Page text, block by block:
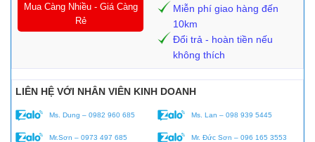
Mua Càng Nhiều - Giá Càng
Rẻ
Miễn phí giao hàng đến
10km
Đổi trả - hoàn tiền nếu
không thích
LIÊN HỆ VỚI NHÂN VIÊN KINH DOANH
Ms. Dung – 0982 960 685 Ms. Lan – 098 939 5445
Mr.Sơn – 0973 497 685 Mr. Đức Sơn – 096 165 3553